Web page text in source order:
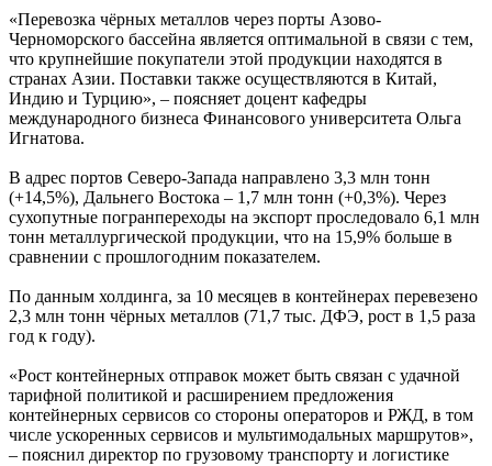
«Перевозка чёрных металлов через порты Азово-
Черноморского бассейна является оптимальной в связи с тем,
что крупнейшие покупатели этой продукции находятся в
странах Азии. Поставки также осуществляются в Китай,
Индию и Турцию», – поясняет доцент кафедры
международного бизнеса Финансового университета Ольга
Игнатова.
В адрес портов Северо-Запада направлено 3,3 млн тонн
(+14,5%), Дальнего Востока – 1,7 млн тонн (+0,3%). Через
сухопутные погранпереходы на экспорт проследовало 6,1 млн
тонн металлургической продукции, что на 15,9% больше в
сравнении с прошлогодним показателем.
По данным холдинга, за 10 месяцев в контейнерах перевезено
2,3 млн тонн чёрных металлов (71,7 тыс. ДФЭ, рост в 1,5 раза
год к году).
«Рост контейнерных отправок может быть связан с удачной
тарифной политикой и расширением предложения
контейнерных сервисов со стороны операторов и РЖД, в том
числе ускоренных сервисов и мультимодальных маршрутов»,
– пояснил директор по грузовому транспорту и логистике